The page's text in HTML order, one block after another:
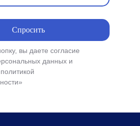
Спросить
вы даете согласие
данных и